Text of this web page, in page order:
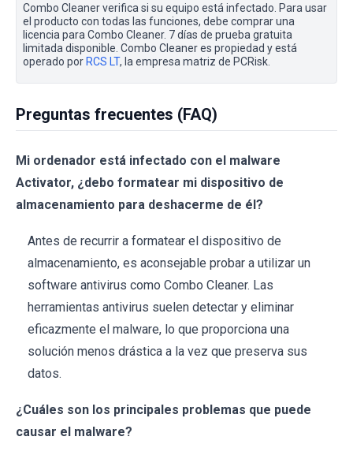
Combo Cleaner verifica si su equipo está infectado. Para usar
el producto con todas las funciones, debe comprar una
licencia para Combo Cleaner. 7 días de prueba gratuita
limitada disponible. Combo Cleaner es propiedad y está
operado por RCS LT, la empresa matriz de PCRisk.
Preguntas frecuentes (FAQ)
Mi ordenador está infectado con el malware
Activator, ¿debo formatear mi dispositivo de
almacenamiento para deshacerme de él?
Antes de recurrir a formatear el dispositivo de
almacenamiento, es aconsejable probar a utilizar un
software antivirus como Combo Cleaner. Las
herramientas antivirus suelen detectar y eliminar
eficazmente el malware, lo que proporciona una
solución menos drástica a la vez que preserva sus
datos.
¿Cuáles son los principales problemas que puede
causar el malware?